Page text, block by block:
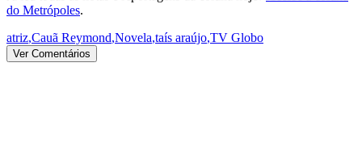
do Metrópoles.
atriz,Cauã Reymond,Novela,taís araújo,TV Globo
Ver Comentários